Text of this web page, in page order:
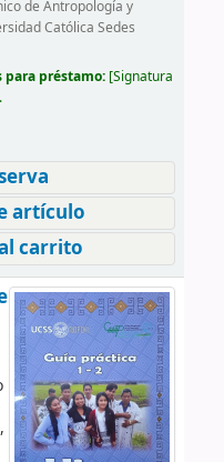
de Antropología y
Católica Sedes
préstamo: Signatura
artículo
carrito